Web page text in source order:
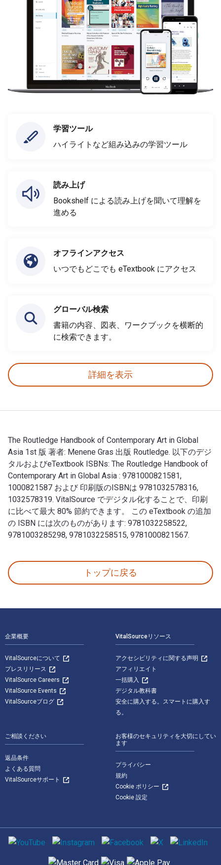
学習ツール
ハイライトなど組み込みの学習ツール
読み上げ
Bookshelf による読み上げを聞いて理解を
進める
オフラインアクセス
いつでもどこでも eTextbook にアクセス
グローバル検索
書籍の内容、図表、ワークブックを横断的
に検索できます。
詳細を表示
The Routledge Handbook of Contemporary Art in Global
Asia 1st 版 著者: Menene Gras 出版 Routledge. 以下のデジ
タルおよびeTextbook ISBNs: The Routledge Handbook of
Contemporary Art in Global Asia : 9781000821581,
1000821587 および 印刷版のISBNは 9781032578316,
1032578319. VitalSource でデジタル化することで、印刷
に比べて最大 80% 節約できます。 この eTextbook の追加
の ISBN には次のものがあります: 9781032258522,
9781003285298, 9781032258515, 9781000821567.
トップに戻る
企業概要
VitalSourceについて
プレスリリース
VitalSource Careers
VitalSource Events
VitalSourceブログ
VitalSourceリソース
アクセシビリティに関する声明
アフィリエイト
一括購入
デジタル教科書
安全に購入する。スマートに購入す
る。
ご相談ください
返品条件
よくある質問
VitalSourceサポート
お客様のセキュリティを大切にしてい
ます
プライバシー
規約
Cookie ポリシー
Cookie 設定
ソーシャルメディア
サポートされている支払い方法